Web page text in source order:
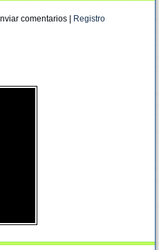
comentarios | Registro